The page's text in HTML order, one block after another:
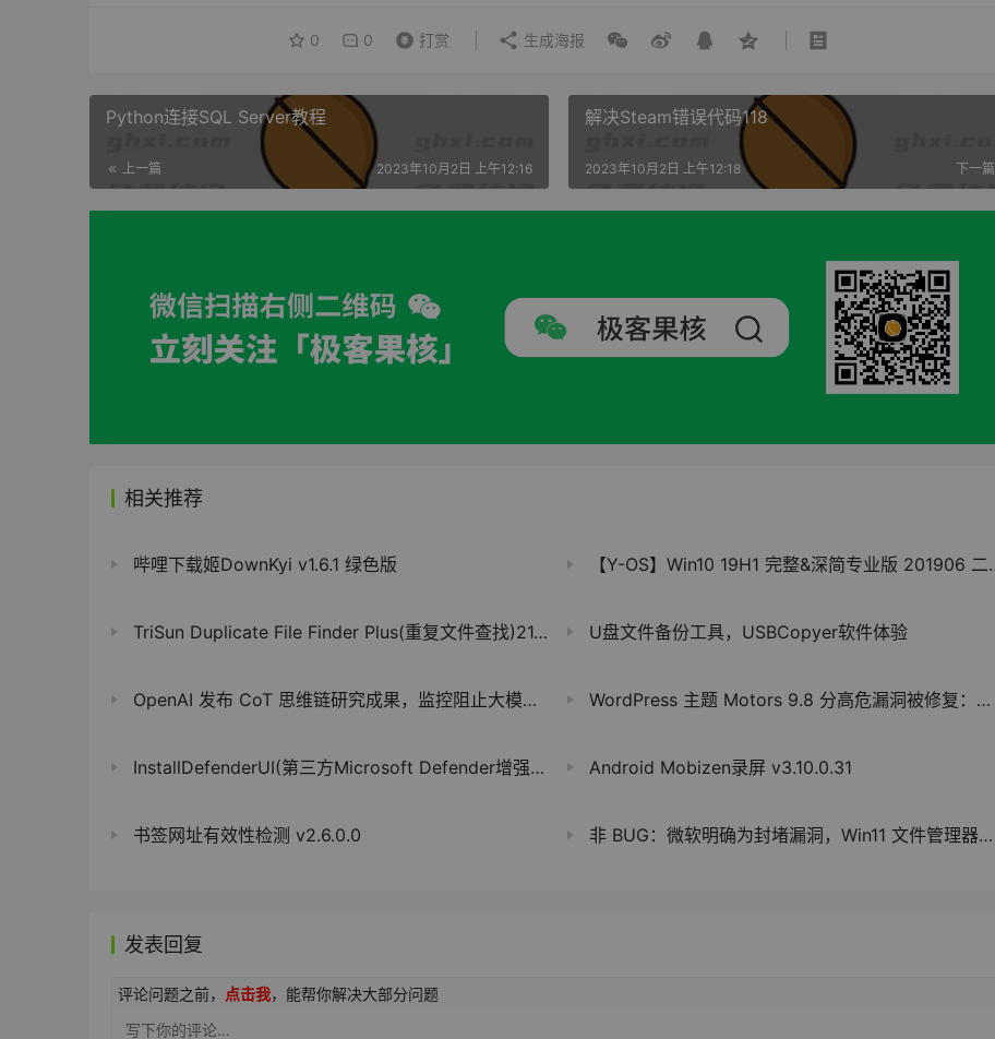
0 0 打赏 生成海报
Python连接SQL Server教程
上一篇 2023年10月2日 上午12:16
解决Steam错误代码118
下一篇
2023年10月2日 上午12:18
相关推荐
哔哩下载姬DownKyi v1.6.1 绿色版 【Y-OS】Win10 19H1 完整&深简专业版 201906 二合一版
TriSun Duplicate File Finder Plus(重复文件查找)21.0.8.7 注册版 U盘文件备份工具，USBCopyer软件体验
OpenAI 发布 CoT 思维链研究成果，监控阻止大模型恶意行为 WordPress 主题 Motors 9.8 分高危漏洞被修复：被利用可完全控制网站
InstallDefenderUI(第三方Microsoft Defender增强工具) v1.46 Android Mobizen录屏 v3.10.0.31
书签网址有效性检测 v2.6.0.0 非 BUG：微软明确为封堵漏洞，Win11 文件管理器已默认禁用预览下载文件
发表回复
评论问题之前， 点击我，能帮你解决大部分问题